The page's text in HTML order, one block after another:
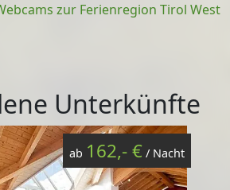
zur Ferienregion Tirol West
Unterkünfte
ab 162,- € / Nacht